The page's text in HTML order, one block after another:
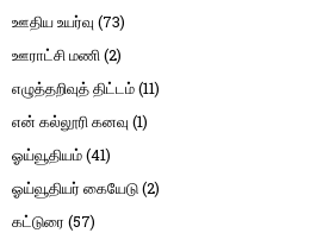
ஊதிய உயர்வு (73)
ஊராட்சி மணி (2)
எழுத்தறிவுத் திட்டம்(11)
என் கல்லூரி கனவு (1)
ஓய்வூதியம்(41)
ஓய்வூதியர் கையேடு(2)
கட்டுரை (57)